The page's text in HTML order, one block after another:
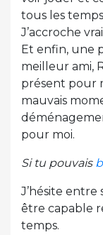
tous les
J’accroche
Et enfin, une
meilleur ami,
présent pour
mauvais
pour moi.
Si tu pouvais
J’hésite entre
être capable
temps.